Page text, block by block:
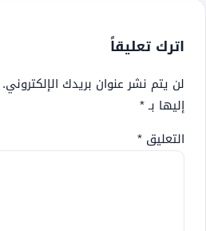
اترك تعليقاً
لن يتم نشر عنوان بريدك الإلكتروني.
إليها بـ*
التعليق *